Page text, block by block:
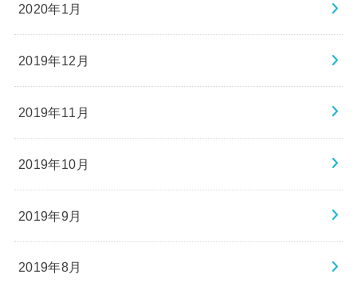
2020年1月
2019年12月
2019年11月
2019年10月
2019年9月
2019年8月